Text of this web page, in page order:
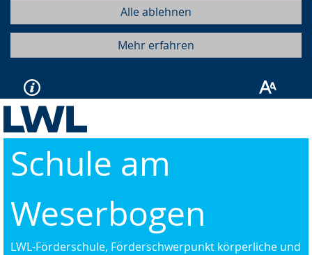
Alle ablehnen
Mehr erfahren
Schule am
Weserbogen
LWL-Förderschule, Förderschwerpunkt körperliche und